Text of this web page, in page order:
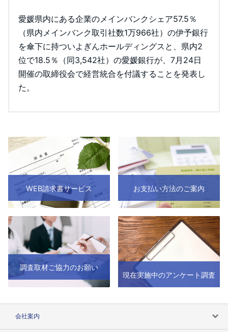
愛媛県内にある企業のメインバンクシェア57.5％
（県内メインバンク取引社数1万966社）の伊予銀行
を傘下に持ついよぎんホールディングスと、県内2
位で18.5％（同3,542社）の愛媛銀行が、7月24日
開催の取締役会で経営統合を付議することを発表し
た。
WEB請求書サービス お支払い方法のご案内
調査取材ご協力のお願い
現在実施中のアンケート調査
会社案内